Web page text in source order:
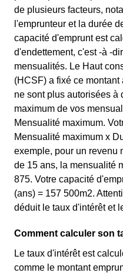
de plusieurs facteurs,
l'emprunteur et la durée
capacité d'emprunt est
d'endettement, c'est -à -
mensualités. Le Haut
(HCSF) a fixé ce
ne sont plus autorisées à
maximum de vos
Mensualité maximum.
Mensualité maximum x
exemple, pour un revenu
de 15 ans, la mensualité
875. Votre capacité
(ans) = 157 500m2.
déduit le taux d'intérêt et
Comment calculer son
Le taux d'intérêt est
comme le montant